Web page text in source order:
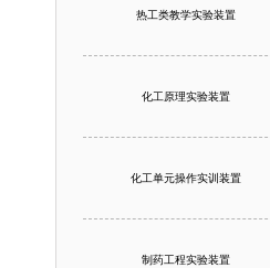
热工类教学实验装置
化工原理实验装置
化工单元操作实训装置
制药工程实验装置